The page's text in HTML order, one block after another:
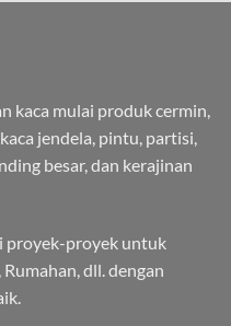
kaca mulai produk cermin,
jendela, pintu, partisi,
besar, dan kerajinan
proyek-proyek untuk
dll. dengan